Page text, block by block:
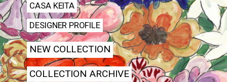
CASA KEITA
DESIGNER PROFILE
NEW COLLECTION
COLLECTION ARCHIVE